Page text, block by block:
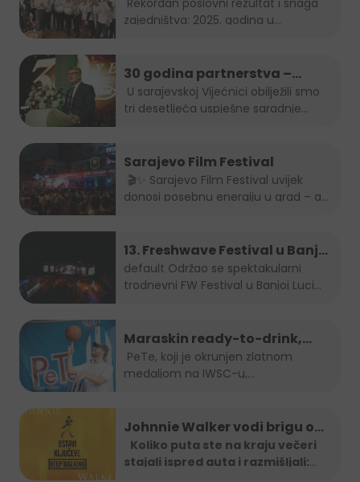
snaga zajedništva: 2025.
godina u Boreasu
zajedništva: 2025. godina u...
30 godina partnerstva –
Stanić Grupa & HEINEKEN u BiH
tri desetljeća uspješne saradnje...
Sarajevo Film Festival
donosi posebnu energiju u grad – a
13. Freshwave Festival u Banjoj
Luci
default
trodnevni FW Festival u Banjoj Luci
Maraskin ready-to-drink,
dobro prepoznatljivi PeTe je
na Sarajevo Street Food
medaljom na IWSC-u,
Johnnie Walker vodi brigu o
tebi: Jeftiniji povratak kući
taxi vozilima širom BiH
Koliko puta ste na kraju večeri
stajali ispred auta i razmišljali: